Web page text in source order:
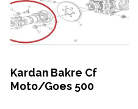
Kardan Bakre Cf
Moto/Goes 500